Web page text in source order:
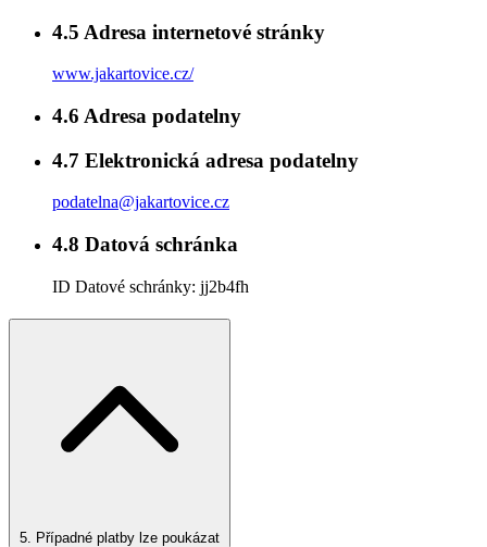
4.5 Adresa internetové stránky
www.jakartovice.cz/
4.6 Adresa podatelny
4.7 Elektronická adresa podatelny
podatelna@jakartovice.cz
4.8 Datová schránka
ID Datové schránky: jj2b4fh
5. Případné platby lze poukázat